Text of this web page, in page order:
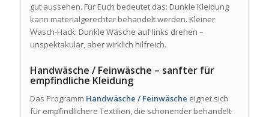
gut aussehen. Für Euch bedeutet das: Dunkle Kleidung
kann materialgerechter behandelt werden. Kleiner
Wasch-Hack: Dunkle Wäsche auf links drehen –
unspektakulär, aber wirklich hilfreich.
Handwäsche / Feinwäsche – sanfter für
empfindliche Kleidung
Das Programm Handwäsche / Feinwäsche eignet sich
für empfindlichere Textilien, die schonender behandelt